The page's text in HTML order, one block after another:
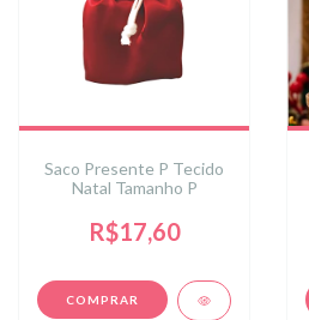
Saco Presente P Tecido
Natal Tamanho P
R$17,60